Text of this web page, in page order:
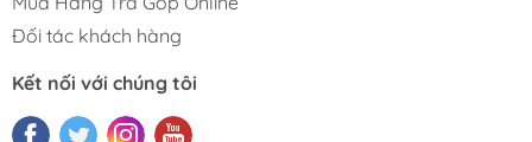
Đối tác khách hàng
Kết nối với chúng tôi